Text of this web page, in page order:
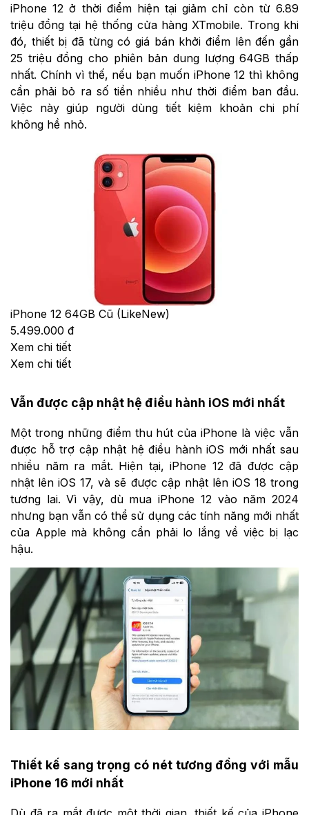
iPhone 12 ở thời điểm hiện tại giảm chỉ còn từ 6.89
triệu đồng tại hệ thống cửa hàng XTmobile. Trong khi
đó, thiết bị đã từng có giá bán khởi điểm lên đến gần
25 triệu đồng cho phiên bản dung lượng 64GB thấp
nhất. Chính vì thế, nếu bạn muốn iPhone 12 thì không
cần phải bỏ ra số tiền nhiều như thời điểm ban đầu.
Việc này giúp người dùng tiết kiệm khoản chi phí
không hề nhỏ.
iPhone 12 64GB Cũ (LikeNew)
5.499.000 đ
Xem chi tiết
Xem chi tiết
Vẫn được cập nhật hệ điều hành iOS mới nhất
Một trong những điểm thu hút của iPhone là việc vẫn
được hỗ trợ cập nhật hệ điều hành iOS mới nhất sau
nhiều năm ra mắt. Hiện tại, iPhone 12 đã được cập
nhật lên iOS 17, và sẽ được cập nhật lên iOS 18 trong
tương lai. Vì vậy, dù mua iPhone 12 vào năm 2024
nhưng bạn vẫn có thể sử dụng các tính năng mới nhất
của Apple mà không cần phải lo lắng về việc bị lạc
hậu.
Thiết kế sang trọng có nét tương đồng với mẫu
iPhone 16 mới nhất